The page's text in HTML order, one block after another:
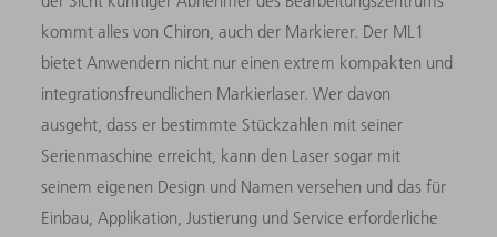
kommt alles von Chiron, auch der Markierer. Der ML1
bietet Anwendern nicht nur einen extrem kompakten und
integrationsfreundlichen Markierlaser. Wer davon
ausgeht, dass er bestimmte Stückzahlen mit seiner
Serienmaschine erreicht, kann den Laser sogar mit
seinem eigenen Design und Namen versehen und das für
Einbau, Applikation, Justierung und Service erforderliche